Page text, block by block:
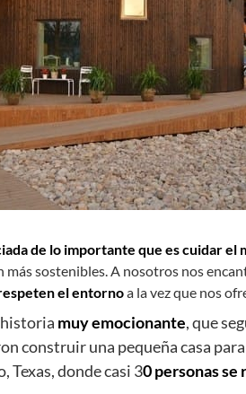
de lo importante que es cuidar el
más sostenibles. A nosotros nos
el entornoa la vez que nos